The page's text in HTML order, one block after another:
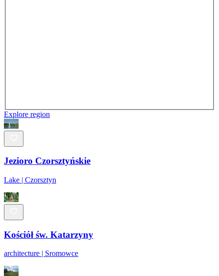
Explore region
Jezioro Czorsztyńskie
Lake | Czorsztyn
Kościół św. Katarzyny
architecture | Sromowce